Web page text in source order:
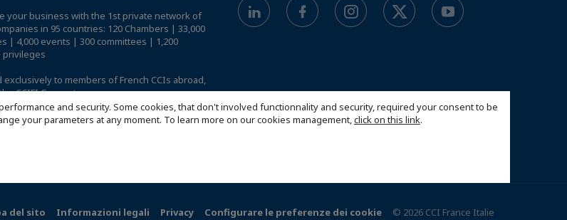
and security. Some cookies, that don't involved functionnality and security, required your consent to be
your parameters at any moment. To learn more on our cookies management,click on this link.
your business with the 1st private network of
in 95 countries: 120 Chambers | 33,000
| 4,000 events | 300 committees | 1,200
privileges
exclusively to members of French CCIs abroad,
CCIFI Connect app.
del sito Informazioni legali Privacy Configurare le preferenze dei cookie © 2026 CCI France Italie